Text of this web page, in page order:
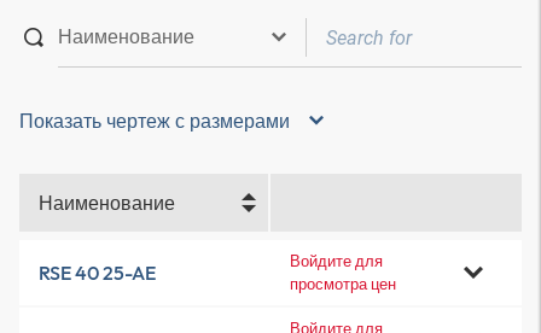
Показать чертеж с размерами
Наименование
RSE 40 25-AE
Войдите для
просмотра цен
Войдите для